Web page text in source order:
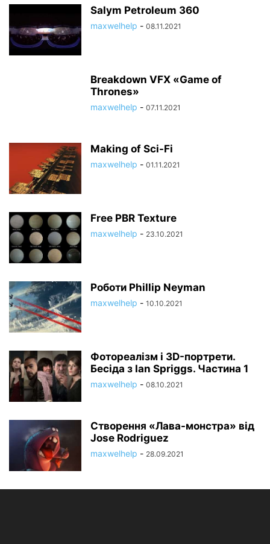
Salym Petroleum 360
maxwelhelp - 08.11.2021
Breakdown VFX «Game of
Thrones»
maxwelhelp - 07.11.2021
Making of Sci-Fi
maxwelhelp - 01.11.2021
Free PBR Texture
maxwelhelp - 23.10.2021
Роботи Phillip Neyman
maxwelhelp - 10.10.2021
Фотореалізм і 3D-портрети.
Бесіда з Ian Spriggs. Частина 1
maxwelhelp - 08.10.2021
Створення «Лава-монстра» від
Jose Rodriguez
maxwelhelp - 28.09.2021